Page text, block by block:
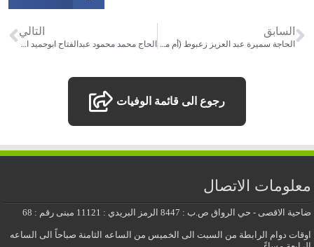
السابق
الحاجة سميرة عبد العزيز زعبوط (أم موسى) ارملة المرحوم الحاج محمد حسين زعبوط (ابوموسى) – تاريخ الوفاة :09/11/2020
التالي
الحاج محمد محمود عبدالفتاح ابوحميد الحاج (ابو نبيل) – تاريخ الوفاة :12/11/2020
رجوع الى قائمة الوفيات
معلومات الاتصال
ضاحية الاقصى - حي الرواق ص.ب : 8447 الرمز البريدي : 11121 مبنى رقم : 68
اوقات دوام الرابطة من السبت الى الخميس من الساعه الثامنة صباحاً الى الساعه